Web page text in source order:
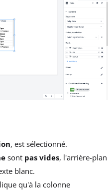
, est sélectionné.
sont pas vides, l'arrière-plan
blanc.
qu'à la colonne